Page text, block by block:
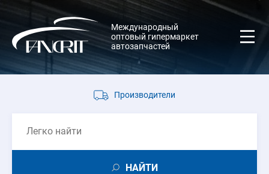
Международный
оптовый гипермаркет
автозапчастей
Производители
НАЙТИ